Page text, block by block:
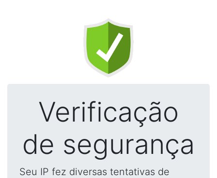
Verificação
de segurança
Seu IP fez diversas tentativas de